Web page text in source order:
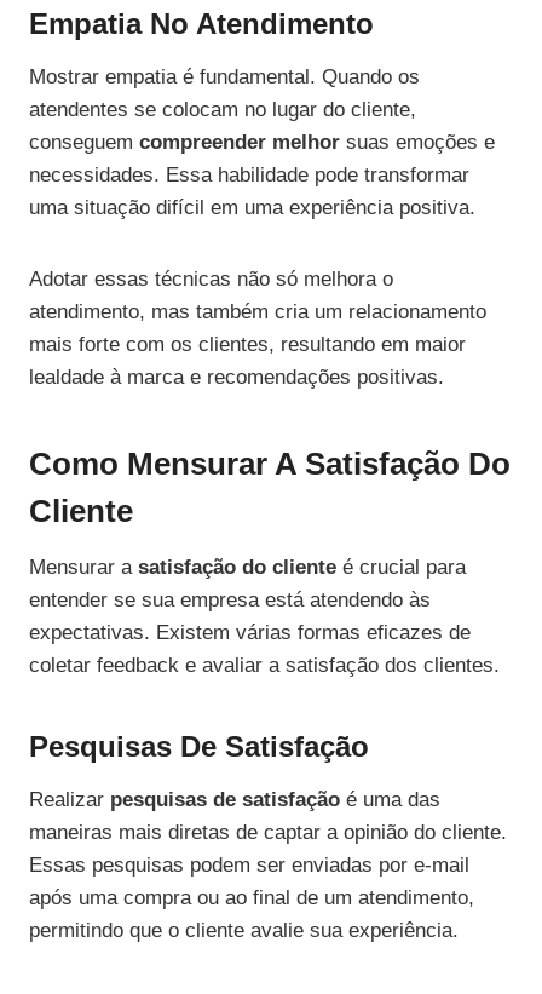
Empatia No Atendimento
Mostrar empatia é fundamental. Quando os
atendentes se colocam no lugar do cliente,
conseguem compreender melhor suas emoções e
necessidades. Essa habilidade pode transformar
uma situação difícil em uma experiência positiva.
Adotar essas técnicas não só melhora o
atendimento, mas também cria um relacionamento
mais forte com os clientes, resultando em maior
lealdade à marca e recomendações positivas.
Como Mensurar A Satisfação Do
Cliente
Mensurar a satisfação do cliente é crucial para
entender se sua empresa está atendendo às
expectativas. Existem várias formas eficazes de
coletar feedback e avaliar a satisfação dos clientes.
Pesquisas De Satisfação
Realizar pesquisas de satisfação é uma das
maneiras mais diretas de captar a opinião do cliente.
Essas pesquisas podem ser enviadas por e-mail
após uma compra ou ao final de um atendimento,
permitindo que o cliente avalie sua experiência.